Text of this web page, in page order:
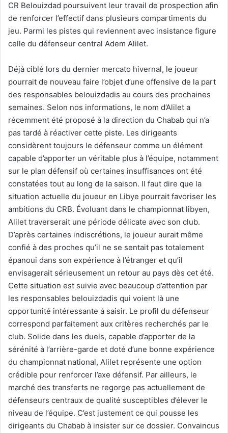
CR Belouizdad poursuivent leur travail de prospection afin
de renforcer l’effectif dans plusieurs compartiments du
jeu. Parmi les pistes qui reviennent avec insistance figure
celle du défenseur central Adem Alilet.
Déjà ciblé lors du dernier mercato hivernal, le joueur
pourrait de nouveau faire l’objet d’une offensive de la part
des responsables belouizdadis au cours des prochaines
semaines. Selon nos informations, le nom d’Alilet a
récemment été proposé à la direction du Chabab qui n’a
pas tardé à réactiver cette piste. Les dirigeants
considèrent toujours le défenseur comme un élément
capable d’apporter un véritable plus à l’équipe, notamment
sur le plan défensif où certaines insuffisances ont été
constatées tout au long de la saison. Il faut dire que la
situation actuelle du joueur en Libye pourrait favoriser les
ambitions du CRB. Évoluant dans le championnat libyen,
Alilet traverserait une période délicate avec son club.
D’après certaines indiscrétions, le joueur aurait même
confié à des proches qu’il ne se sentait pas totalement
épanoui dans son expérience à l’étranger et qu’il
envisagerait sérieusement un retour au pays dès cet été.
Cette situation est suivie avec beaucoup d’attention par
les responsables belouizdadis qui voient là une
opportunité intéressante à saisir. Le profil du défenseur
correspond parfaitement aux critères recherchés par le
club. Solide dans les duels, capable d’apporter de la
sérénité à l’arrière-garde et doté d’une bonne expérience
du championnat national, Alilet représente une option
crédible pour renforcer l’axe défensif. Par ailleurs, le
marché des transferts ne regorge pas actuellement de
défenseurs centraux de qualité susceptibles d’élever le
niveau de l’équipe. C’est justement ce qui pousse les
dirigeants du Chabab à insister sur ce dossier. Convaincus